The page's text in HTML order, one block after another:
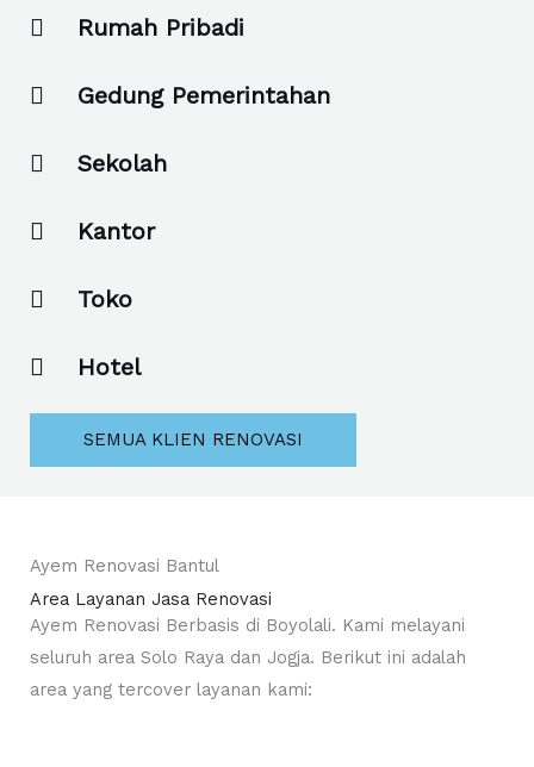
Rumah Pribadi
Gedung Pemerintahan
Sekolah
Kantor
Toko
Hotel
SEMUA KLIEN RENOVASI
Ayem Renovasi Bantul
Area Layanan Jasa Renovasi
Ayem Renovasi Berbasis di Boyolali. Kami melayani
seluruh area Solo Raya dan Jogja. Berikut ini adalah
area yang tercover layanan kami: